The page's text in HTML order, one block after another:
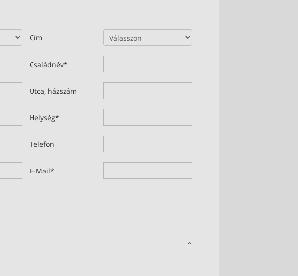
Cím
Családnév*
Utca, házszám
Helység*
Telefon
E-Mail*